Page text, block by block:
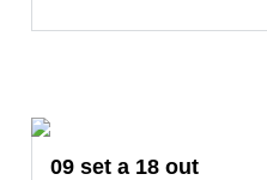
09 set a 18 out